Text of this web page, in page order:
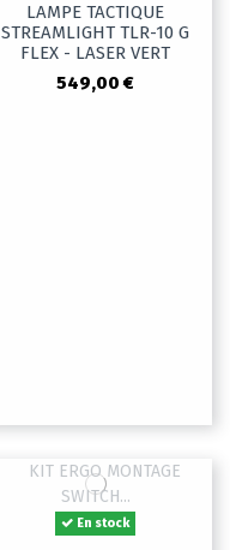
LAMPE TACTIQUE
STREAMLIGHT TLR-10 G
FLEX - LASER VERT
549,00 €
En stock